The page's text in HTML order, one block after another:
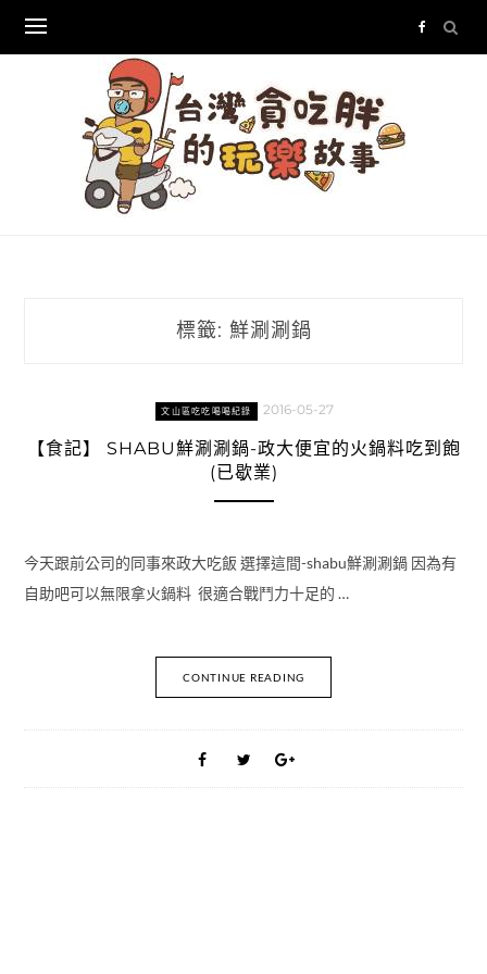
content
標籤: 鮮涮涮鍋
文山區吃吃喝喝紀錄 2016-05-27
【食記】 SHABU鮮涮涮鍋-政大便宜的火鍋料吃到飽
(已歇業)
今天跟前公司的同事來政大吃飯 選擇這間-shabu鮮涮涮鍋 因為有
自助吧可以無限拿火鍋料 很適合戰鬥力十足的 …
CONTINUE READING